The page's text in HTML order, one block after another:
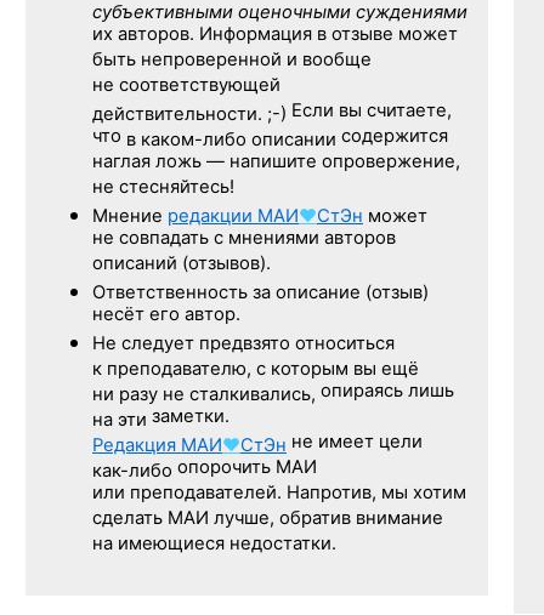
субъективными оценочными суждениями
их авторов. Информация в отзыве может
быть непроверенной и вообще
не соответствующей
действительности. ;-) Если вы считаете,
что в каком-либо описании содержится
наглая ложь — напишите опровержение,
не стесняйтесь!
Мнение редакции МАИ♥СтЭн может
не совпадать с мнениями авторов
описаний (отзывов).
Ответственность за описание (отзыв)
несёт его автор.
Не следует предвзято относиться
к преподавателю, с которым вы ещё
ни разу не сталкивались, опираясь лишь
на эти заметки.
Редакция МАИ♥СтЭн не имеет цели
как-либо опорочить МАИ
или преподавателей. Напротив, мы хотим
сделать МАИ лучше, обратив внимание
на имеющиеся недостатки.